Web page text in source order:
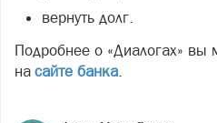
вернуть долг.
Подробнее о «Диалогах» вы
на сайте банка.